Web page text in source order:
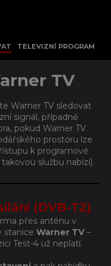
TELEVIZNÍ PROGRAM
TV
Warner TV sledovat
signál, případně
pokud Warner TV
prostoru lze
k programové
službu nabízí).
(DVB-T2)
přes anténu v
stanice Warner TV–
Test-4 už neplatí.